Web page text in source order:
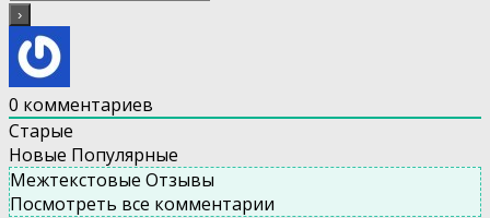
0 комментариев
Старые
Новые Популярные
Межтекстовые Отзывы
Посмотреть все комментарии